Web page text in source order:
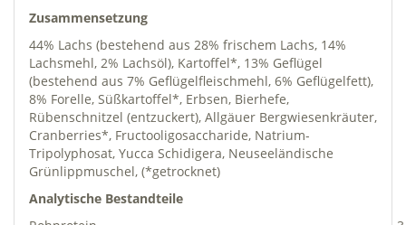
Zusammensetzung
44% Lachs (bestehend aus 28% frischem Lachs, 14%
Lachsmehl, 2% Lachsöl), Kartoffel*, 13% Geflügel
(bestehend aus 7% Geflügelfleischmehl, 6% Geflügelfett),
8% Forelle, Süßkartoffel*, Erbsen, Bierhefe,
Rübenschnitzel (entzuckert), Allgäuer Bergwiesenkräuter,
Cranberries*, Fructooligosaccharide, Natrium-
Tripolyphosat, Yucca Schidigera, Neuseeländische
Grünlippmuschel, (*getrocknet)
Analytische Bestandteile